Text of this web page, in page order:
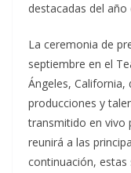
destacadas del
La ceremonia de
septiembre en el
Ángeles,
producciones y
transmitido en vivo
reunirá a las
continuación, estas